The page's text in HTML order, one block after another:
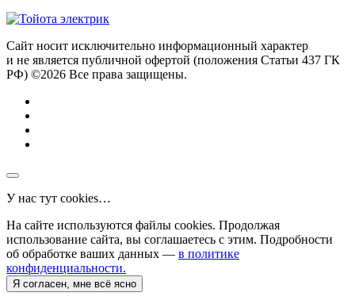
Сайт носит исключительно информационный характер
и не является публичной офертой (положения Статьи 437 ГК
РФ) ©2026 Все права защищены.
У нас тут cookies…
На сайте используются файлы cookies. Продолжая
использование сайта, вы соглашаетесь с этим. Подробности
об обработке ваших данных — в политике
конфиденциальности.
Я согласен, мне всё ясно